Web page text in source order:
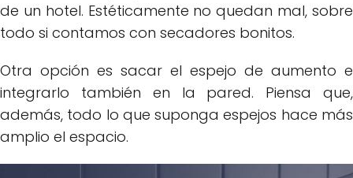
de un hotel. Estéticamente no quedan mal, sobre
todo si contamos con secadores bonitos.
Otra opción es sacar el espejo de aumento e
integrarlo también en la pared. Piensa que,
además, todo lo que suponga espejos hace más
amplio el espacio.